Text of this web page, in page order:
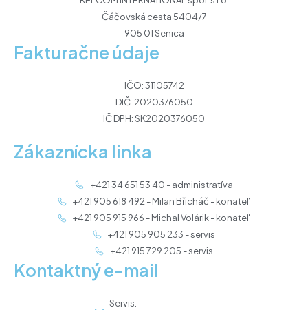
Čáčovská cesta 5404/7
905 01 Senica
Fakturačne údaje
IČO: 31105742
DIČ: 2020376050
IČ DPH: SK2020376050
Zákaznícka linka
+421 34 651 53 40 - administratíva
+421 905 618 492 - Milan Břicháč - konateľ
+421 905 915 966 - Michal Volárik - konateľ
+421 905 905 233 - servis
+421 915 729 205 - servis
Kontaktný e-mail
Servis: